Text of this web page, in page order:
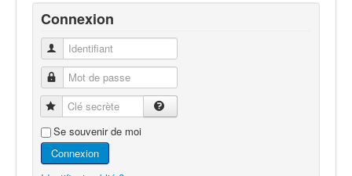
Connexion
Identifiant
Mot de passe
Clé secrète
Se souvenir de moi
Connexion